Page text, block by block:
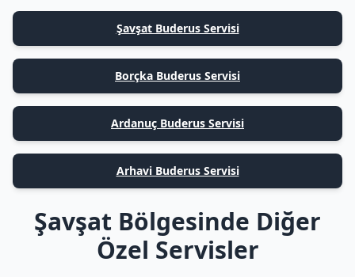
Şavşat Buderus Servisi
Borçka Buderus Servisi
Ardanuç Buderus Servisi
Arhavi Buderus Servisi
Şavşat Bölgesinde Diğer
Özel Servisler